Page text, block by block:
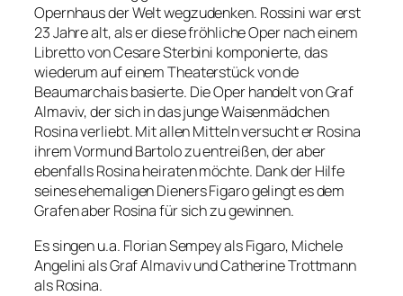
Opernhaus der Welt wegzudenken. Rossini war erst
23 Jahre alt, als er diese fröhliche Oper nach einem
Libretto von Cesare Sterbini komponierte, das
wiederum auf einem Theaterstück von de
Beaumarchais basierte. Die Oper handelt von Graf
Almaviv, der sich in das junge Waisenmädchen
Rosina verliebt. Mit allen Mitteln versucht er Rosina
ihrem Vormund Bartolo zu entreißen, der aber
ebenfalls Rosina heiraten möchte. Dank der Hilfe
seines ehemaligen Dieners Figaro gelingt es dem
Grafen aber Rosina für sich zu gewinnen.
Es singen u.a. Florian Sempey als Figaro, Michele
Angelini als Graf Almaviv und Catherine Trottmann
als Rosina.